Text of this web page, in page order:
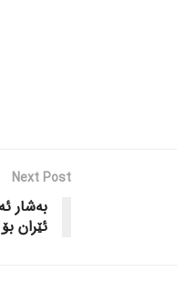
Next Post
بەشار
ئێران